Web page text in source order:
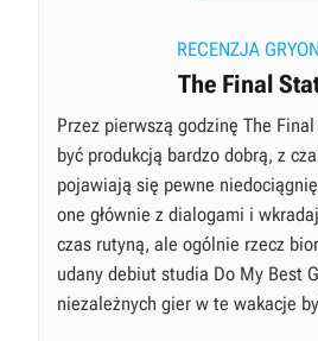
RECENZJA
The Final
Przez pierwszą godzinę The
być produkcją bardzo dobrą, z
pojawiają się pewne
one głównie z dialogami i
czas rutyną, ale ogólnie rzecz
udany debiut studia Do My Best
niezależnych gier w te wakacje